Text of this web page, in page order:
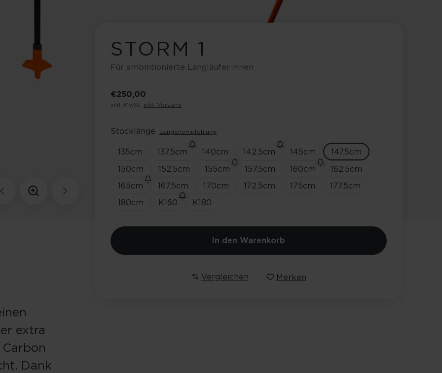
STORM 1
Für ambintionierte Langläufer:innen
€ 250,00
inkl. MwSt. inkl. Versand
Stocklänge Längenempfehlung
135cm 137.5cm 140cm 142.5cm 145cm 147.5cm
150cm 152.5cm 155cm 157.5cm 160cm 162.5cm
165cm 167.5cm 170cm 172.5cm 175cm 177.5cm
180cm K160 K180
In den Warenkorb
Vergleichen Merken
extra
Dank